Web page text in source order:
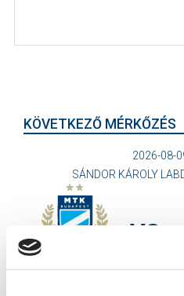
KÖVETKEZŐ MÉRKŐZÉS
2026-08-
SÁNDOR KÁROLY
MTK BUDAPEST II
VS